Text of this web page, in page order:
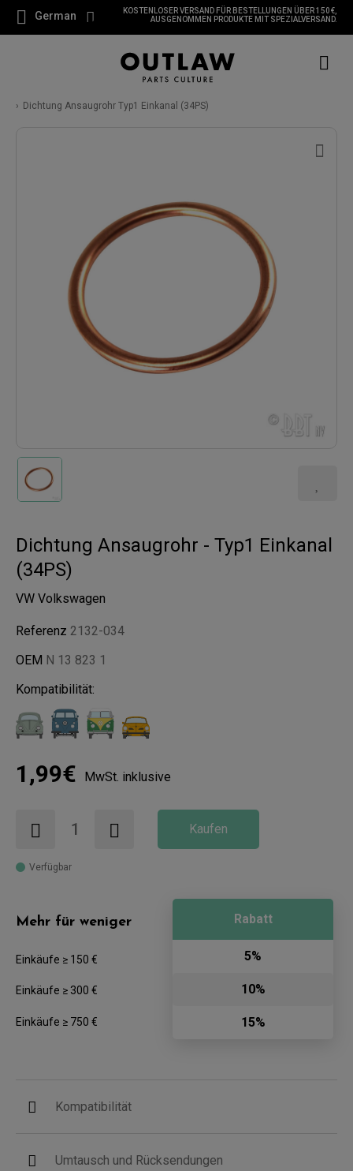
German
KOSTENLOSER VERSAND FÜR BESTELLUNGEN ÜBER 150 €,
AUSGENOMMEN PRODUKTE MIT SPEZIALVERSAND.
Dichtung Ansaugrohr Typ1 Einkanal (34PS)
Dichtung Ansaugrohr - Typ1 Einkanal
(34PS)
VW Volkswagen
Referenz 2132-034
OEM N 13 823 1
Kompatibilität:
1,99€ MwSt. inklusive
Kaufen
Verfügbar
Mehr für weniger
Einkäufe ≥ 150 €
Einkäufe ≥ 300 €
Einkäufe ≥ 750 €
Rabatt
5%
10%
15%
Kompatibilität
Umtausch und Rücksendungen